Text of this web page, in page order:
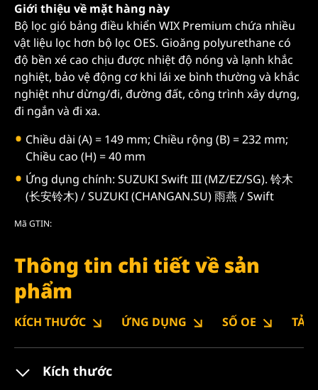
Giới thiệu về mặt hàng này
Bộ lọc gió bảng điều khiển WIX Premium chứa nhiều
vật liệu lọc hơn bộ lọc OES. Gioăng polyurethane có
độ bền xé cao chịu được nhiệt độ nóng và lạnh khắc
nghiệt, bảo vệ động cơ khi lái xe bình thường và khắc
nghiệt như dừng/đi, đường đất, công trình xây dựng,
đi ngắn và đi xa.
Chiều dài (A) = 149 mm; Chiều rộng (B) = 232 mm;
Chiều cao (H) = 40 mm
Ứng dụng chính: SUZUKI Swift III (MZ/EZ/SG). 铃木
(长安铃木) / SUZUKI (CHANGAN.SU) 雨燕 / Swift
Mã GTIN:
Thông tin chi tiết về sản
phẩm
KÍCH THƯỚC ỨNG DỤNG SỐ OE TẢI
Kích thước